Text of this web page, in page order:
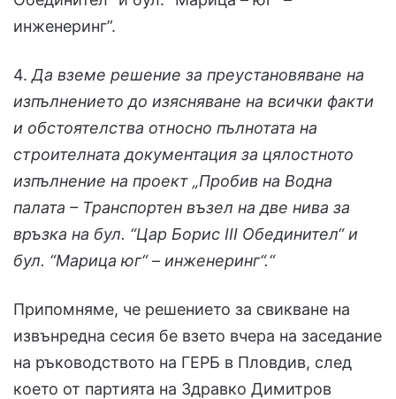
инженеринг”.
4. Да вземе решение за преустановяване на
изпълнението до изясняване на всички факти
и обстоятелства относно пълнотата на
строителната документация за цялостното
изпълнение на проект „Пробив на Водна
палата – Транспортен възел на две нива за
връзка на бул. “Цар Борис III Обединител“ и
бул. “Марица юг“ – инженеринг“.“
Припомняме, че решението за свикване на
извънредна сесия бе взето вчера на заседание
на ръководството на ГЕРБ в Пловдив, след
което от партията на Здравко Димитров